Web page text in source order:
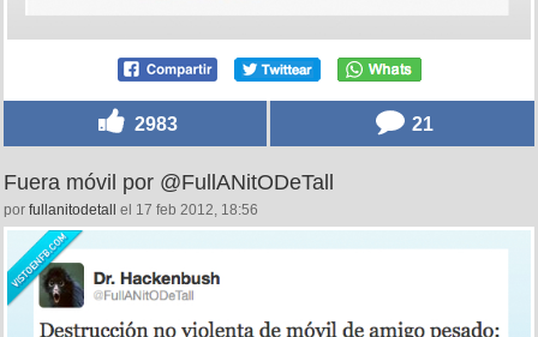
2983 21
Fuera móvil por @FullANitODeTall
por fullanitodetall el 17 feb 2012, 18:56